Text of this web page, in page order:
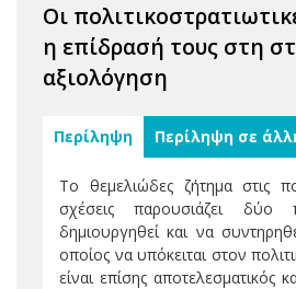
Οι
η επίδρασή τους στη
αξιολόγηση
Περίληψη Περίληψη σε
Το θεμελιώδες ζήτημα στις
σχέσεις παρουσιάζει
δημιουργηθεί και να
οποίος να υπόκειται στον
είναι επίσης αποτελεσματικός